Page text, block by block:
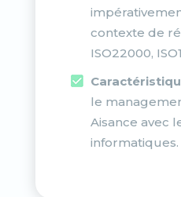
contexte de
ISO22000,
le
Aisance avec
informatiques.